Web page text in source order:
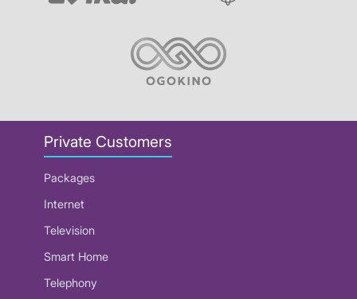
Private Customers
Packages
Internet
Television
Smart Home
Telephony